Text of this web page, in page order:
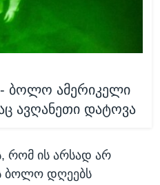
ბოლო ამერიკელი
ავღანეთი დატოვა
რომ ის არსად არ
ბოლო დღეებს